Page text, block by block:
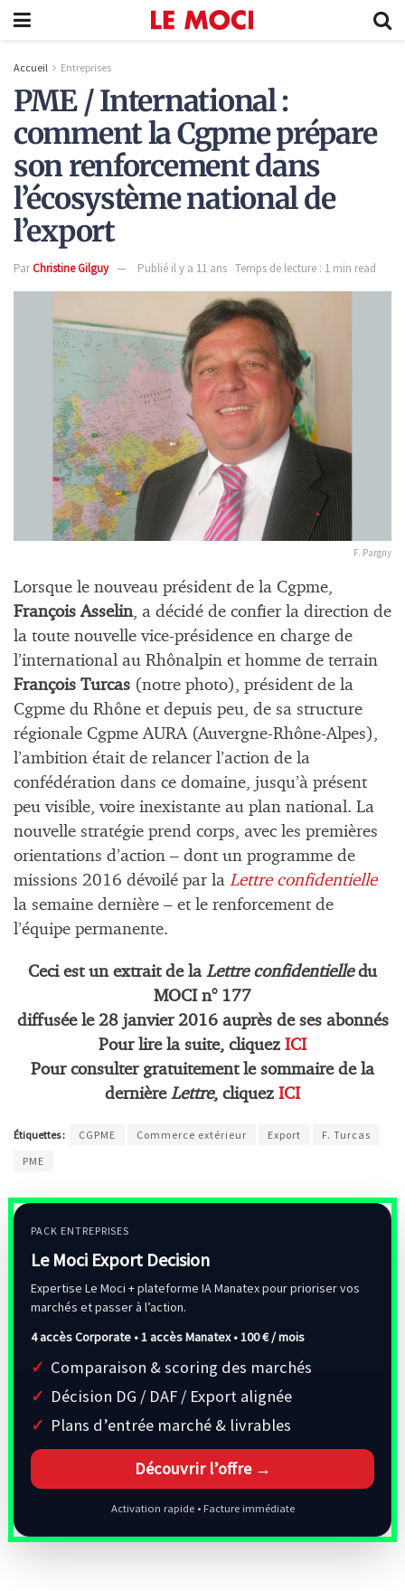
Accueil Entreprises
PME / International :
comment la Cgpme prépare
son renforcement dans
l’écosystème national de
l’export
ParChristine Gilguy Publié il y a 11 ans Temps de lecture : 1 min read
F. Pargny
Lorsque le nouveau président de la Cgpme,
François Asselin, a décidé de confier la direction de
la toute nouvelle vice-présidence en charge de
l’international au Rhônalpin et homme de terrain
François Turcas (notre photo), président de la
Cgpme du Rhône et depuis peu, de sa structure
régionale Cgpme AURA (Auvergne-Rhône-Alpes),
l’ambition était de relancer l’action de la
confédération dans ce domaine, jusqu’à présent
peu visible, voire inexistante au plan national. La
nouvelle stratégie prend corps, avec les premières
orientations d’action – dont un programme de
missions 2016 dévoilé par la Lettreconfidentielle
la semaine dernière – et le renforcement de
l’équipe permanente.
Ceci est un extrait de la Lettre confidentielledu
MOCI n° 177
diffusée le 28 janvier 2016 auprès de ses abonnés
Pour lire la suite, cliquez ICI
Pour consulter gratuitement le sommaire de la
dernière Lettre, cliquez ICI
Étiquettes : CGPME Commerce extérieur Export
F. Turcas
PME
PACK ENTREPRISES
Le Moci Export Decision
Expertise Le Moci + plateforme IA Manatex pour prioriser vos
marchés et passer à l’action.
4 accès Corporate • 1 accès Manatex •100 € / mois
Comparaison & scoring des marchés
Décision DG / DAF / Export alignée
Plans d’entrée marché & livrables
Découvrir l’offre →
Activation rapide • Facture immédiate